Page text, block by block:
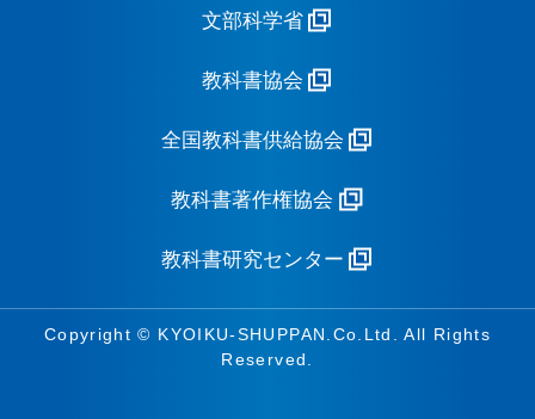
文部科学省
教科書協会
全国教科書供給協会
教科書著作権協会
教科書研究センター
Copyright © KYOIKU-SHUPPAN.Co.Ltd. All Rights
Reserved.